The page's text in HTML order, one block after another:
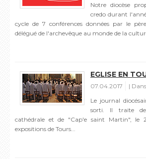
Notre diocèse
credo durant
cycle de 7 conférences données par le
délégué de l'archevêque au monde de la
EGLISE EN
07.04.2017
Le journal
sorti. Il traite
cathédrale et de "Cap'e saint Martin", le
expositions de Tours...